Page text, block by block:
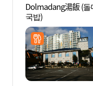
Dolmadang湯飯 (돌
국밥)